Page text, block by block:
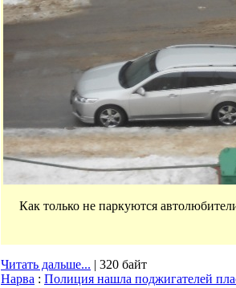
Как только не паркуются
Читать дальше... | 320 байт
Нарва : Полиция нашла поджигателей